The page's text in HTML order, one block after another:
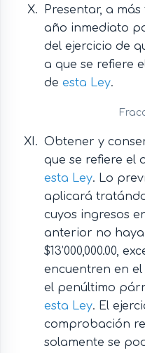
Presentar, a
año inmediato
del ejercicio de
a que se refiere
de esta Ley.
Obtener y
que se refiere el
esta Ley. Lo
aplicará
cuyos ingresos
anterior no
$13’000,000.00,
encuentren en el
el penúltimo
esta Ley. El
comprobación
solamente se